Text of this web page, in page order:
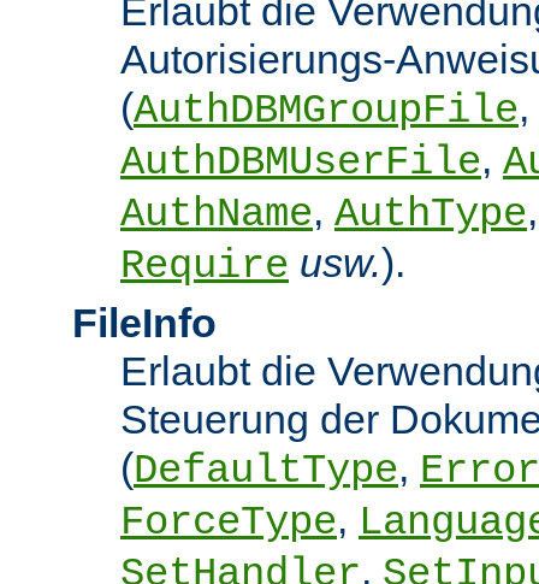
Erlaubt die
Autorisierungs-
(AuthDBMGroupFile,
AuthDBMUserFile,
AuthName, AuthType
Require usw.).
FileInfo
Erlaubt die
Steuerung der
(DefaultType,
ForceType,
SetHandler,